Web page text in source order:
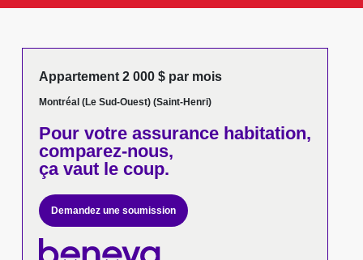
Appartement 2 000 $ par mois
Montréal (Le Sud-Ouest) (Saint-Henri)
Pour votreassurance habitation,
comparez-nous,
ça vaut le coup.
Demandez une soumission